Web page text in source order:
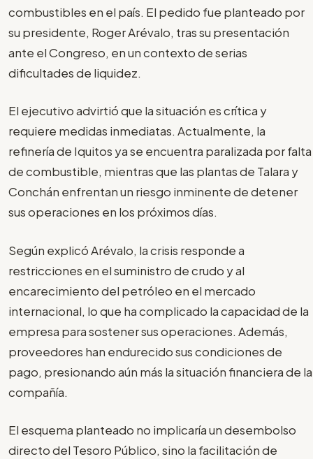
combustibles en el país. El pedido fue planteado por
su presidente, Roger Arévalo, tras su presentación
ante el Congreso, en un contexto de serias
dificultades de liquidez.
El ejecutivo advirtió que la situación es crítica y
requiere medidas inmediatas. Actualmente, la
refinería de Iquitos ya se encuentra paralizada por falta
de combustible, mientras que las plantas de Talara y
Conchán enfrentan un riesgo inminente de detener
sus operaciones en los próximos días.
Según explicó Arévalo, la crisis responde a
restricciones en el suministro de crudo y al
encarecimiento del petróleo en el mercado
internacional, lo que ha complicado la capacidad de la
empresa para sostener sus operaciones. Además,
proveedores han endurecido sus condiciones de
pago, presionando aún más la situación financiera de la
compañía.
El esquema planteado no implicaría un desembolso
directo del Tesoro Público, sino la facilitación de